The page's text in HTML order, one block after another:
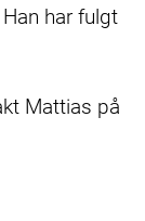
har fulgt
Mattias på